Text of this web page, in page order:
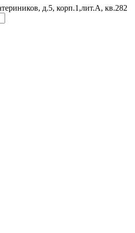
д.5, корп.1,лит.А, кв.282